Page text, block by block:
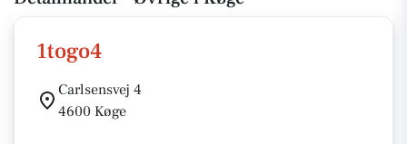
1togo4
Carlsensvej 4
4600 Køge